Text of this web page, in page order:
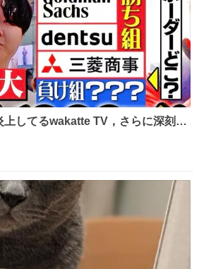
上してるwakatte TV，さらに深刻な
堅実に生きるのを周縁化する ・恋
境を求め他大学に移るのを批判する